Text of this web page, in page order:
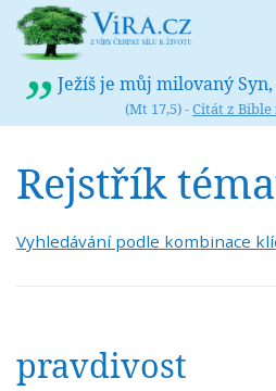
Ježíš je můj milovaný
(Mt 17,5) -Citát z Bible
Rejstřík
Vyhledávání podle kombinace
pravdivost